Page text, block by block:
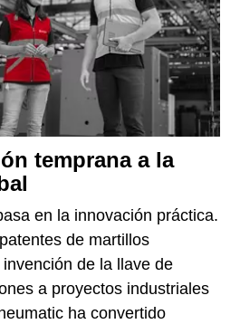
temprana a la
en la innovación práctica.
de martillos
de la llave de
a proyectos industriales
ha convertido